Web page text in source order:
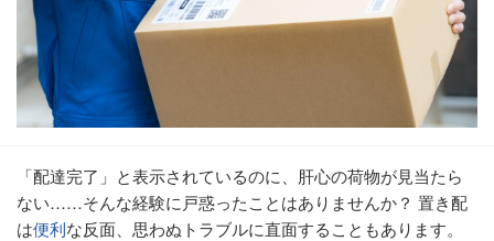
「配達完了」と表示されているのに、肝心の荷物が見当たら
ない……そんな経験に戸惑ったことはありませんか？ 置き配
は便利な反面、思わぬトラブルに直面することもあります。